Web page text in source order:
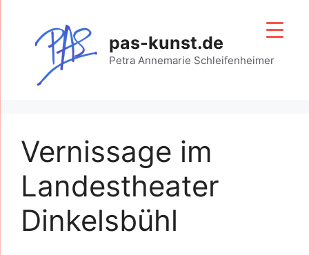
springen
pas-kunst.de
Petra Annemarie Schleifenheimer
Vernissage im
Landestheater
Dinkelsbühl